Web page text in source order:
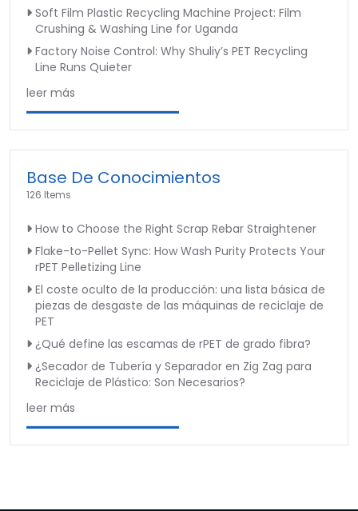
Soft Film Plastic Recycling Machine Project: Film
Crushing & Washing Line for Uganda
Factory Noise Control: Why Shuliy’s PET Recycling
Line Runs Quieter
leer más
Base De Conocimientos
126 Items
How to Choose the Right Scrap Rebar Straightener
Flake-to-Pellet Sync: How Wash Purity Protects Your
rPET Pelletizing Line
El coste oculto de la producción: una lista básica de
piezas de desgaste de las máquinas de reciclaje de
PET
¿Qué define las escamas de rPET de grado fibra?
¿Secador de Tubería y Separador en Zig Zag para
Reciclaje de Plástico: Son Necesarios?
leer más